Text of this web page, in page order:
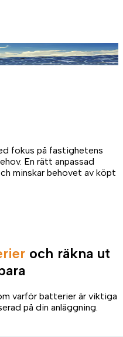
fokus på fastighetens
En rätt anpassad
minskar behovet av köpt
och räkna ut
varför batterier är viktiga
på din anläggning.